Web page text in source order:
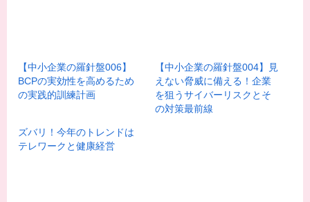
【中小企業の羅針盤006】
BCPの実効性を高めるため
の実践的訓練計画
【中小企業の羅針盤004】見
えない脅威に備える！企業
を狙うサイバーリスクとそ
の対策最前線
ズバリ！今年のトレンドは
テレワークと健康経営